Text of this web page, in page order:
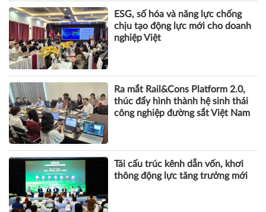
ESG, số hóa và năng lực chống
chịu tạo động lực mới cho doanh
nghiệp Việt
Ra mắt Rail&Cons Platform 2.0,
thúc đẩy hình thành hệ sinh thái
công nghiệp đường sắt Việt Nam
Tái cấu trúc kênh dẫn vốn, khơi
thông động lực tăng trưởng mới